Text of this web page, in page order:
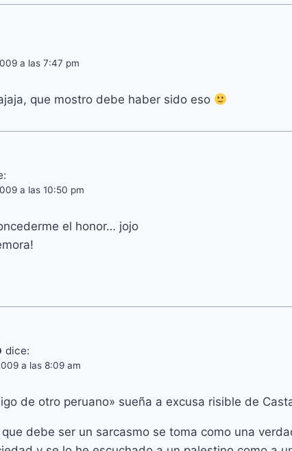
a las 7:47 pm
que mostro debe haber sido eso
a las 10:50 pm
el honor… jojo
dice:
a las 8:09 am
de otro peruano» sueña a excusa risible de
debe ser un sarcasmo se toma como una